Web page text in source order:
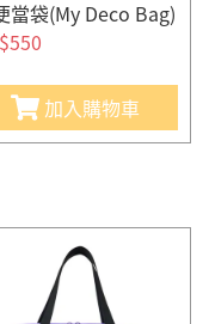
當袋(My Deco Bag)
加入購物車